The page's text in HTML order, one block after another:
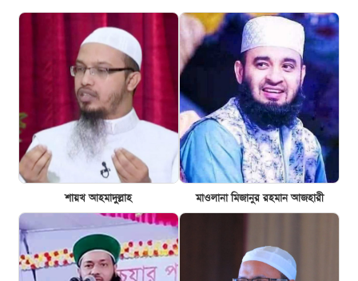
শায়খ আহমাদুল্লাহ মাওলানা মিজানুর রহমান আজহারী